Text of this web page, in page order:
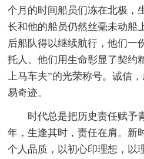
个月的时间船员们冻在北极，
长和他的船员仍然丝毫未动船
后船队得以继续航行，他们一
托人。他们用生命彰显了契约
上马车夫”的光荣称号。诚信
易奇迹。
时代总是把历史责任赋予
年，生逢其时，责任在肩。新
个人品质，以初心印理想，以